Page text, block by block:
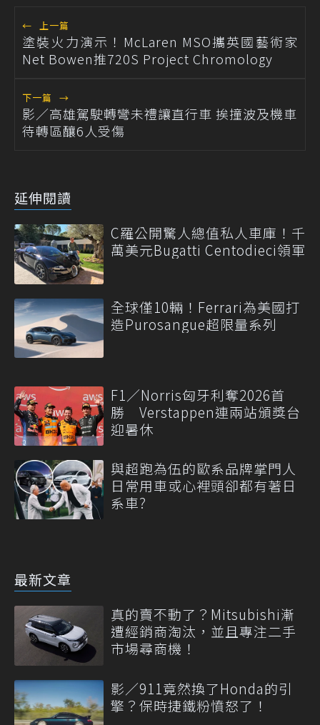
← 上一篇
塗裝火力演示！McLaren MSO攜英國藝術家
Net Bowen推720S Project Chromology
下一篇 →
影／高雄駕駛轉彎未禮讓直行車 挨撞波及機車
待轉區釀6人受傷
延伸閱讀
C羅公開驚人總值私人車庫！千
萬美元Bugatti Centodieci領軍
全球僅10輛！Ferrari為美國打
造Purosangue超限量系列
F1／Norris匈牙利奪2026首
勝 Verstappen連兩站頒獎台
迎暑休
與超跑為伍的歐系品牌掌門人
日常用車或心裡頭卻都有著日
系車?
最新文章
真的賣不動了？Mitsubishi漸
遭經銷商淘汰，並且專注二手
市場尋商機！
影／911竟然換了Honda的引
擎？保時捷鐵粉憤怒了！